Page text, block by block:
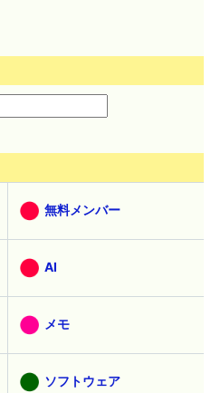
無料メンバー
AI
メモ
ソフトウェア